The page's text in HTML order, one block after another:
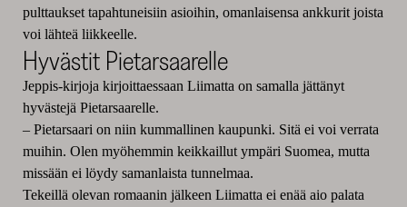
pulttaukset tapahtuneisiin asioihin, omanlaisensa ankkurit joista
voi lähteä liikkeelle.
Hyvästit Pietarsaarelle
Jeppis-kirjoja kirjoittaessaan Liimatta on samalla jättänyt
hyvästejä Pietarsaarelle.
– Pietarsaari on niin kummallinen kaupunki. Sitä ei voi verrata
muihin. Olen myöhemmin keikkaillut ympäri Suomea, mutta
missään ei löydy samanlaista tunnelmaa.
Tekeillä olevan romaanin jälkeen Liimatta ei enää aio palata